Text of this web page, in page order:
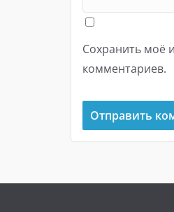
Сохранить моё
комментариев.